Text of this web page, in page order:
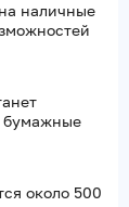
наличные
бумажные
около 500